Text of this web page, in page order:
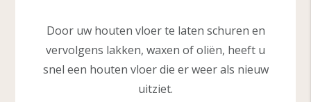
Door uw houten vloer te laten schuren en
vervolgens lakken, waxen of oliën, heeft u
snel een houten vloer die er weer als nieuw
uitziet.